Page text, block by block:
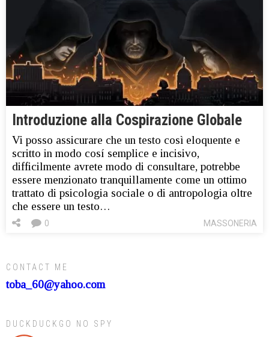
Introduzione alla Cospirazione Globale
Vi posso assicurare che un testo così eloquente e
scritto in modo cosí semplice e incisivo,
difficilmente avrete modo di consultare, potrebbe
essere menzionato tranquillamente come un ottimo
trattato di psicologia sociale o di antropologia oltre
che essere un testo…
MASSONERIA
0
CONTACT ME
toba_60@yahoo.com
DUCKDUCKGO NO SPY